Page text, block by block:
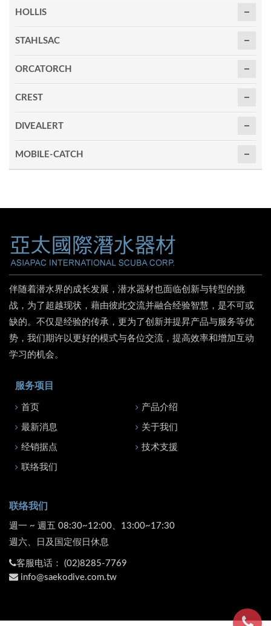
HOLLIS
STAHLSAC
ORCATORCH
CREST
DIVEALERT
MOBILE-CATCH
伴随着潜水界的成长发展，潜水器材也面临创新与转型的挑
战，为了超越现状，藉由彼此交流并融合经验智慧，是不可或
缺的。不仅是经验的传承，更为了创新并提昇产品与服务等优
势，我们期许以更好的模式与各位交流，提高效率和增加互动
学习的机会。
服务项目
首页 产品介绍
最新消息 关于我们
经销据点 技术支援
联络我们
联络我们
週一 ~ 週五 08:30~12:00、13:00~17:30
週六、日及国定假日休息
客服电话： (02)8285-7769
info@saekodive.com.tw